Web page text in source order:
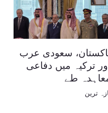
سعودی عرب
ترکیہ میں دفاعی
طے
ترین